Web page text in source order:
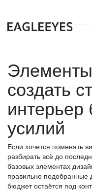
создать
усилий
Если хочется поменять
разбирать всё до
базовых элементах
правильно подобранные
бюджет остаётся под